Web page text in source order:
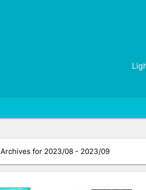
Archives for 2023/08 - 2023/09